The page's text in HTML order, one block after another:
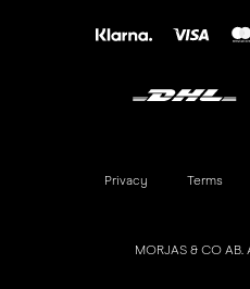
MORJAS & CO AB.
Privacy Terms